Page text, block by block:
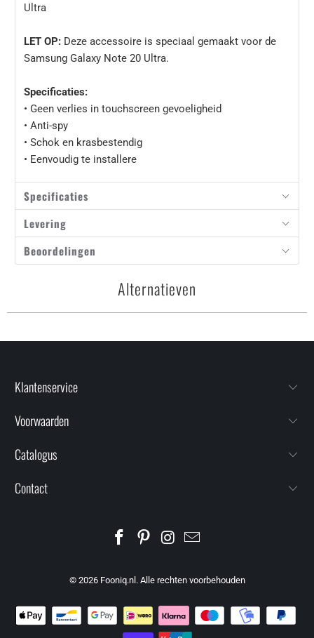
Ultra
LET OP: Deze accessoire is speciaal gemaakt voor de
Samsung Galaxy Note 20 Ultra.
Specificaties:
• Geen verlies in touchscreen gevoeligheid
• Anti-spy
• Schok en krasbestendig
• Eenvoudig te installere
Specificaties
Levering
Beoordelingen
Alternatieven
Klantenservice
Voorwaarden
Catalogus
Contact
© 2026 Fooniq.nl . Alle rechten voorbehouden